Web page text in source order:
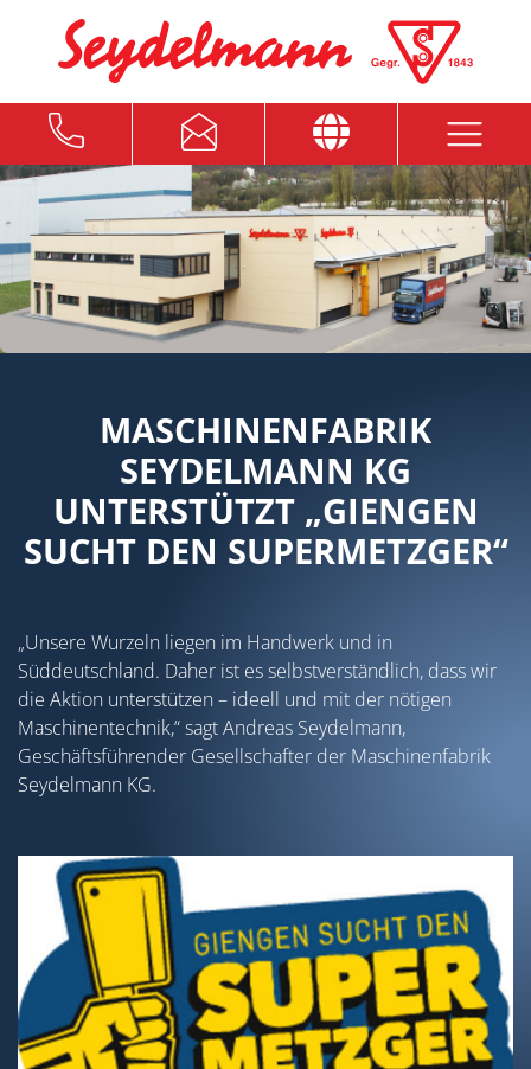
MASCHINENFABRIK
SEYDELMANN KG
UNTERSTÜTZT „GIENGEN
SUCHT DEN SUPERMETZGER“
„Unsere Wurzeln liegen im Handwerk und in
Süddeutschland. Daher ist es selbstverständlich, dass wir
die Aktion unterstützen – ideell und mit der nötigen
Maschinentechnik,“ sagt Andreas Seydelmann,
Geschäftsführender Gesellschafter der Maschinenfabrik
Seydelmann KG.